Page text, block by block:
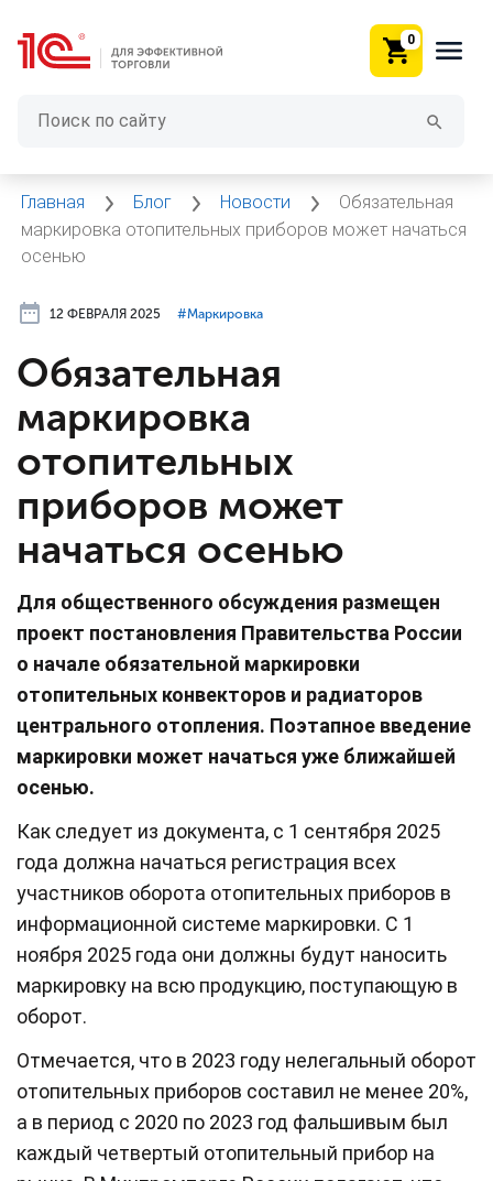
0
Главная Блог Новости
Обязательная
маркировка отопительных приборов может начаться
осенью
12 ФЕВРАЛЯ 2025 #⁣Маркировка
Обязательная
маркировка
отопительных
приборов может
начаться осенью
Для общественного обсуждения размещен
проект постановления Правительства России
о начале обязательной маркировки
отопительных конвекторов и радиаторов
центрального отопления. Поэтапное введение
маркировки может начаться уже ближайшей
осенью.
Как следует из документа, с 1 сентября 2025
года должна начаться регистрация всех
участников оборота отопительных приборов в
информационной системе маркировки. С 1
ноября 2025 года они должны будут наносить
маркировку на всю продукцию, поступающую в
оборот.
Отмечается, что в 2023 году нелегальный оборот
отопительных приборов составил не менее 20%,
а в период с 2020 по 2023 год фальшивым был
каждый четвертый отопительный прибор на